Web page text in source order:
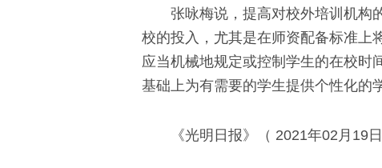
张咏梅说，提高对校外培训机构的
校的投入，尤其是在师资配备标准上
应当机械地规定或控制学生的在校时
基础上为有需要的学生提供个性化的
《光明日报》（ 2021年02月19日